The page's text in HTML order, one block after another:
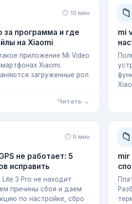
⏱ 10 мин
за программа и где
на Xiaomi
приложение Mi Video
Xiaomi.
загруженные рол
Читать →
📁
mi
Xiao
⏱ 9 мин
не работает: 5
исправить
Lite 3 Pro не находит
причины сбоя и даем
по настройке, сбро
📁
mir